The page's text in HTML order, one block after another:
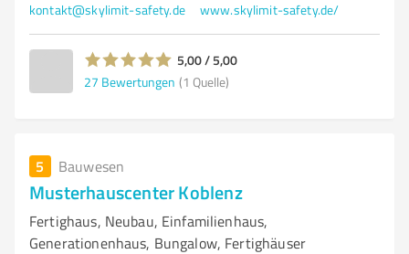
kontakt@skylimit-safety.de www.skylimit-safety.de/
5,00 / 5,00
27 Bewertungen (1 Quelle)
5 Bauwesen
Musterhauscenter Koblenz
Fertighaus, Neubau, Einfamilienhaus,
Generationenhaus, Bungalow, Fertighäuser